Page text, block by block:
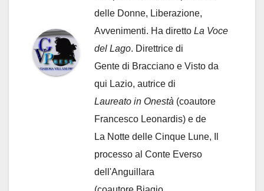
delle Donne, Liberazione,
Avvenimenti. Ha diretto La Voce
del Lago. Direttrice di
Gente di Bracciano e Visto da
qui Lazio, autrice di
Laureato in Onestà (coautore
Francesco Leonardis) e de
La Notte delle Cinque Lune, Il
processo al Conte Everso
dell'Anguillara